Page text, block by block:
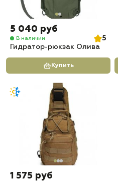
5 040 руб
В наличии
5
Гидратор-рюкзак Олива
Купить
1 575 руб